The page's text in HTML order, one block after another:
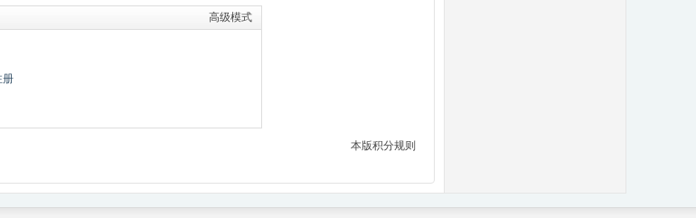
高级模式
册
本版积分规则